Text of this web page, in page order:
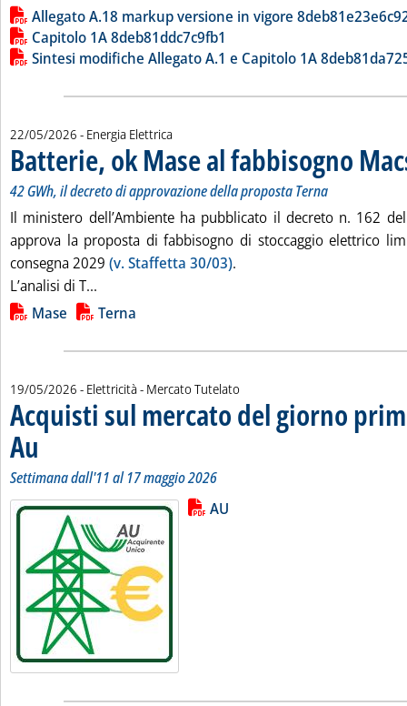
Lista allegati PDF alla notizia
Allegato A.18 markup versione in vigore
Capitolo 1A 8deb81ddc7c9fb1
Sintesi modifiche Allegato A.1 e Capitolo 1A
22/05/2026 - Energia Elettrica
Batterie, ok Mase al fabbisogno
42 GWh, il decreto di approvazione della proposta Terna
Il ministero dell’Ambiente ha pubblicato il decreto n. 162
approva la proposta di fabbisogno di stoccaggio elettrico
consegna 2029 (v. Staffetta 30/03).
L’analisi di T...
Lista allegati PDF alla notizia
Mase Terna
19/05/2026 - Elettricità - Mercato Tutelato
Acquisti sul mercato del giorno
Au . Sottotitolo: Settimana dall'11 al 17 maggio 2026
. Pubblicata martedì 19 maggio 2026 alle 9.48.
Settimana dall'11 al 17 maggio 2026
Leggi tutta la notizia: 'Acquisti
Lista allegati PDF alla notizia
AU